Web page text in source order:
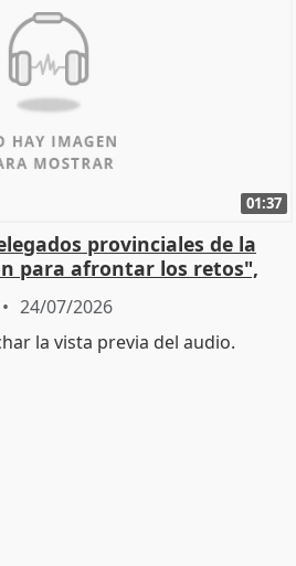
01:37
provinciales de la
para afrontar los retos",
24/07/2026